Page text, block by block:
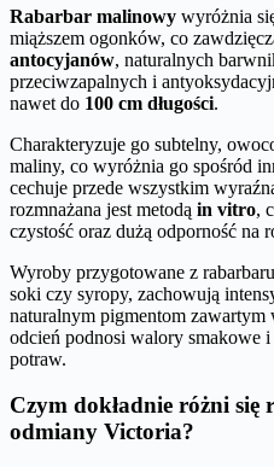
Rabarbar malinowy wyróżnia
miąższem ogonków, co
antocyjanów, naturalnych
przeciwzapalnych i
nawet do 100 cm długości.
Charakteryzuje go subtelny,
maliny, co wyróżnia go spośród
cechuje przede wszystkim
rozmnażana jest metodą in vitro,
czystość oraz dużą odporność na
Wyroby przygotowane z
soki czy syropy, zachowują
naturalnym pigmentom zawartym
odcień podnosi walory smakowe
potraw.
Czym dokładnie różni
odmiany Victoria?